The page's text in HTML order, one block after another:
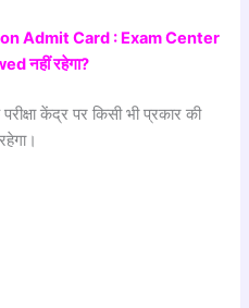
Admit Card : Exam Center
नहींरहेगा?
केंद्र पर किसी भी प्रकार की